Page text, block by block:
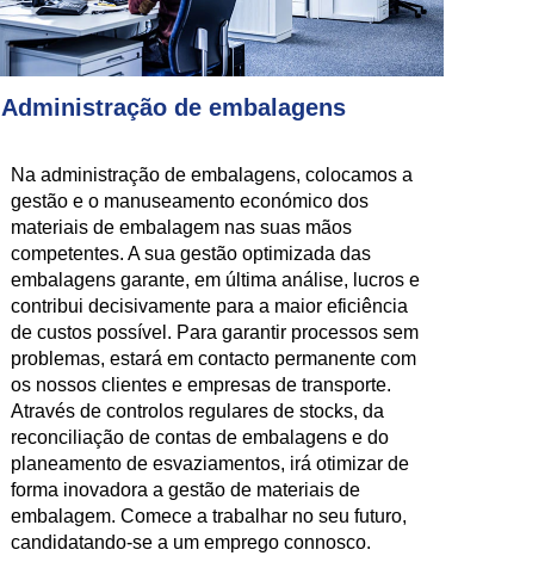
Administração de embalagens
Na administração de embalagens, colocamos a
gestão e o manuseamento económico dos
materiais de embalagem nas suas mãos
competentes. A sua gestão optimizada das
embalagens garante, em última análise, lucros e
contribui decisivamente para a maior eficiência
de custos possível. Para garantir processos sem
problemas, estará em contacto permanente com
os nossos clientes e empresas de transporte.
Através de controlos regulares de stocks, da
reconciliação de contas de embalagens e do
planeamento de esvaziamentos, irá otimizar de
forma inovadora a gestão de materiais de
embalagem. Comece a trabalhar no seu futuro,
candidatando-se a um emprego connosco.